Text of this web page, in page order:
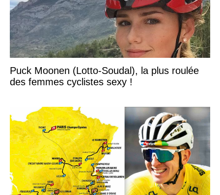
Puck Moonen (Lotto-Soudal), la plus roulée
des femmes cyclistes sexy !